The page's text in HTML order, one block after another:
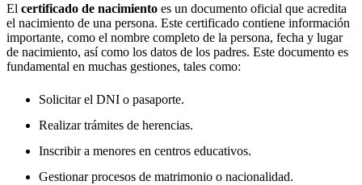
El certificado de nacimiento es un documento oficial que acredita
el nacimiento de una persona. Este certificado contiene información
importante, como el nombre completo de la persona, fecha y lugar
de nacimiento, así como los datos de los padres. Este documento es
fundamental en muchas gestiones, tales como:
Solicitar el DNI o pasaporte.
Realizar trámites de herencias.
Inscribir a menores en centros educativos.
Gestionar procesos de matrimonio o nacionalidad.